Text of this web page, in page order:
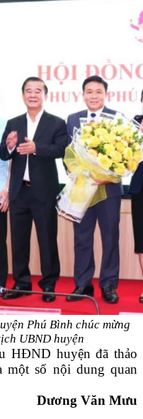
Phú Bình chúc mừng
UBND huyện
HĐND huyện đã thảo
một số nội dung quan
Dương Văn Mưu